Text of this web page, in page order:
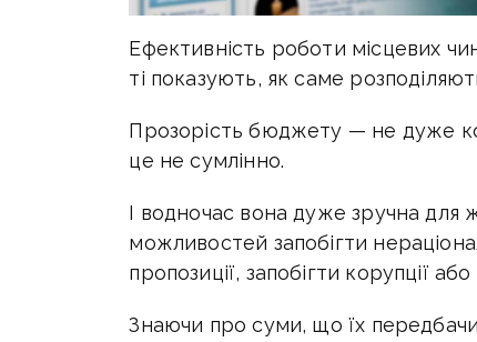
Ефективність роботи місцевих
ті показують, як саме
Прозорість бюджету — не дуже
це не сумлінно.
І водночас вона дуже зручна для
можливостей запобігти
пропозиції, запобігти корупції
Знаючи про суми, що їх